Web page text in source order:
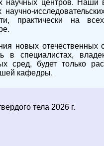
научных центров. Наши
практически на всех
новых отечественных
специалистах,
сред, будет только
кафедры.
тела 2026 г.